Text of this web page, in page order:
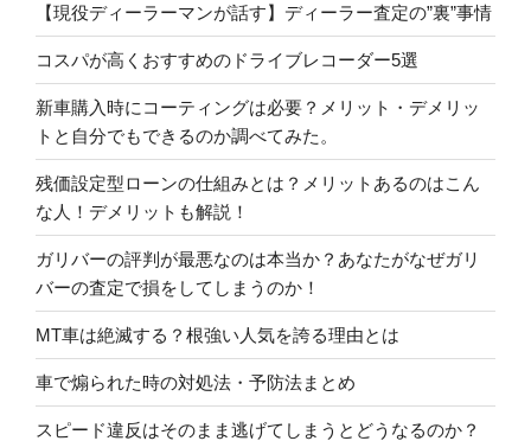
【現役ディーラーマンが話す】ディーラー査定の”裏”事情
コスパが高くおすすめのドライブレコーダー5選
新車購入時にコーティングは必要？メリット・デメリッ
トと自分でもできるのか調べてみた。
残価設定型ローンの仕組みとは？メリットあるのはこん
な人！デメリットも解説！
ガリバーの評判が最悪なのは本当か？あなたがなぜガリ
バーの査定で損をしてしまうのか！
MT車は絶滅する？根強い人気を誇る理由とは
車で煽られた時の対処法・予防法まとめ
スピード違反はそのまま逃げてしまうとどうなるのか？